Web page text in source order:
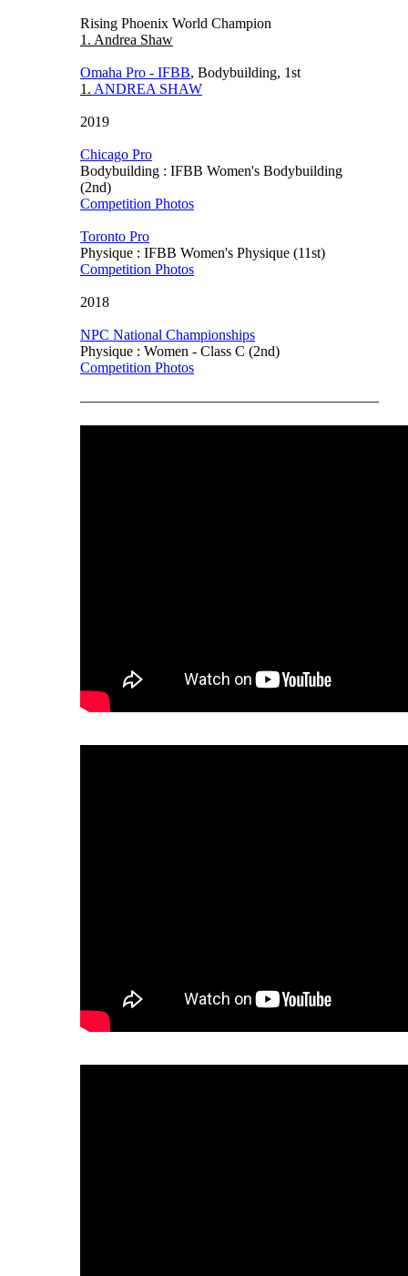
Rising Phoenix World Champion
1. Andrea Shaw
Omaha Pro - IFBB, Bodybuilding, 1st
1. ANDREA SHAW
2019
Chicago Pro
Bodybuilding : IFBB Women's Bodybuilding
(2nd)
Competition Photos
Toronto Pro
Physique : IFBB Women's Physique (11st)
Competition Photos
2018
NPC National Championships
Physique : Women - Class C (2nd)
Competition Photos
–––––––––––––––––––––––––––––––––––––––––